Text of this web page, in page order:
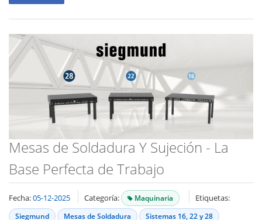
Mesas de Soldadura Y Sujeción - La
Base Perfecta de Trabajo
Fecha:05-12-2025 Categoría: Maquinaria Etiquetas:
Siegmund Mesas de Soldadura Sistemas 16, 22 y 28